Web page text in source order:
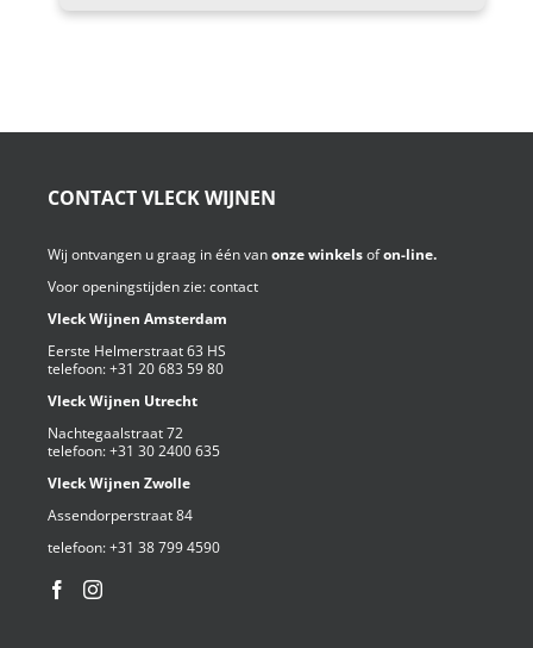
CONTACT VLECK WIJNEN
Wij ontvangen u graag in één vanonze winkelsofon-line.
Voor openingstijden zie:contact
Vleck Wijnen Amsterdam
Eerste Helmerstraat 63 HS
telefoon:+31 20 683 59 80
Vleck Wijnen Utrecht
Nachtegaalstraat 72
telefoon:+31 30 2400 635
Vleck Wijnen Zwolle
Assendorperstraat 84
telefoon:+31 38 799 4590⁩